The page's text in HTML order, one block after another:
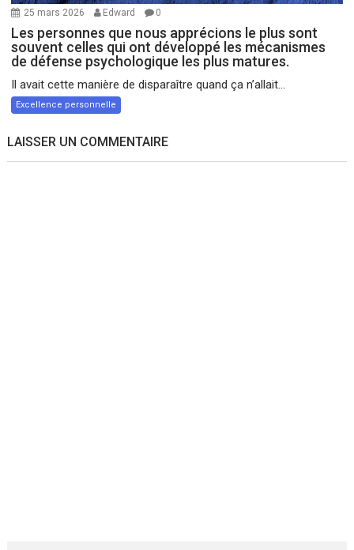
25 mars 2026 Edward 0
Les personnes que nous apprécions le plus sont
souvent celles qui ont développé les mécanismes
de défense psychologique les plus matures.
Il avait cette manière de disparaître quand ça n’allait...
Excellence personnelle
LAISSER UN COMMENTAIRE